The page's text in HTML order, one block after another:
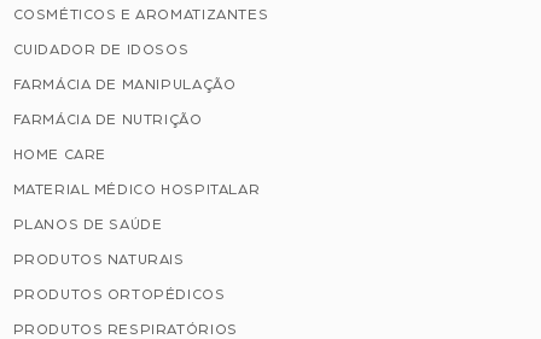
COSMÉTICOS E AROMATIZANTES
CUIDADOR DE IDOSOS
FARMÁCIA DE MANIPULAÇÃO
FARMÁCIA DE NUTRIÇÃO
HOME CARE
MATERIAL MÉDICO HOSPITALAR
PLANOS DE SAÚDE
PRODUTOS NATURAIS
PRODUTOS ORTOPÉDICOS
PRODUTOS RESPIRATÓRIOS